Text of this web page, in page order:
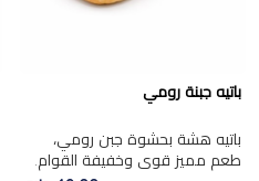
باتيه جبنة رومي
باتيه هشة بحشوة جبن رومي،
طعم مميز قوي وخفيفة القوام.